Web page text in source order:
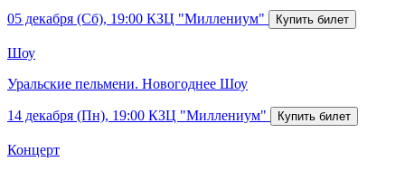
05 декабря (Сб), 19:00 КЗЦ "Миллениум"
Шоу
Уральские пельмени. Новогоднее Шоу
14 декабря (Пн), 19:00 КЗЦ "Миллениум"
Концерт